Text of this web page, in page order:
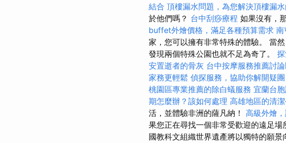
結合 頂樓漏水問題，為您解決頂樓漏
於他們嗎？ 台中刮痧療程 如果沒有，
buffet外燴價格，滿足各種預算需求 南
家，您可以擁有非常特殊的體驗。 當
發現兩個特殊公園也就不足為奇了。
安置逝者的骨灰 台中按摩服務推薦討
家務更輕鬆 偵探服務，協助你解開疑團
桃園區專業推薦的除白蟻服務 宜蘭台
期怎麼辦？該如何處理 高雄地區的清
活，並體驗非洲的薩凡納！ 高級外燴
果您正在尋找一個非常受歡迎的遠足
國教科文組織世界遺產將以獨特的願景